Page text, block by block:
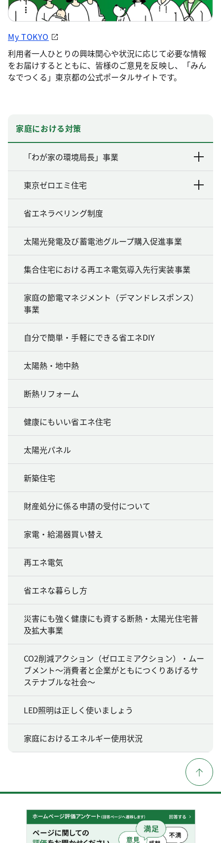
My TOKYO
利用者一人ひとりの興味関心や状況に応じて必要な情報
をお届けするとともに、皆様のご意見を反映し、「みん
なでつくる」東京都の公式ポータルサイトです。
家庭における対策
「わが家の環境局長」事業
東京ゼロエミ住宅
省エネラベリング制度
太陽光発電及び蓄電池グループ購入促進事業
集合住宅における再エネ電気導入先行実装事業
家庭の節電マネジメント（デマンドレスポンス）
事業
自分で簡単・手軽にできる省エネDIY
太陽熱・地中熱
断熱リフォーム
健康にもいい省エネ住宅
太陽光パネル
新築住宅
財産処分に係る申請の受付について
家電・給湯器買い替え
再エネ電気
省エネな暮らし方
災害にも強く健康にも資する断熱・太陽光住宅普
及拡大事業
CO2削減アクション（ゼロエミアクション）・ムー
ブメント～消費者と企業がともにつくりあげるサ
ステナブルな社会～
LED照明は正しく使いましょう
家庭におけるエネルギー使用状況